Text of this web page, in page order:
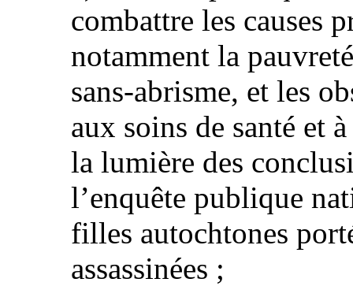
combattre les causes
notamment la
sans-abrisme, et les
aux soins de santé et
la lumière des
l’enquête publique
filles autochtones
assassinées ;